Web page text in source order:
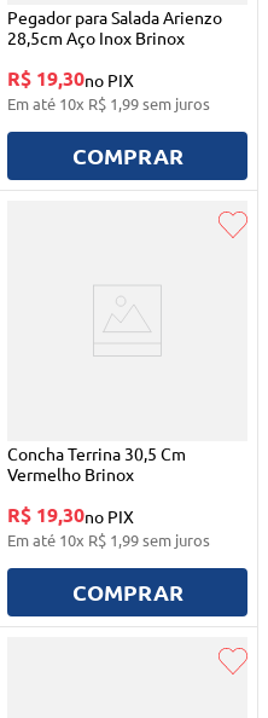
Pegador para Salada Arienzo
28,5cm Aço Inox Brinox
R$ 19,30no PIX
Em até 10x R$ 1,99sem juros
COMPRAR
Concha Terrina 30,5 Cm
Vermelho Brinox
R$ 19,30no PIX
Em até 10x R$ 1,99sem juros
COMPRAR